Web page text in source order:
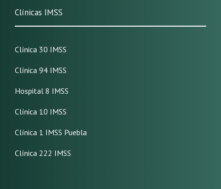
Clínicas IMSS
Clínica 30 IMSS
Clínica 94 IMSS
Hospital 8 IMSS
Clínica 10 IMSS
Clínica 1 IMSS Puebla
Clínica 222 IMSS